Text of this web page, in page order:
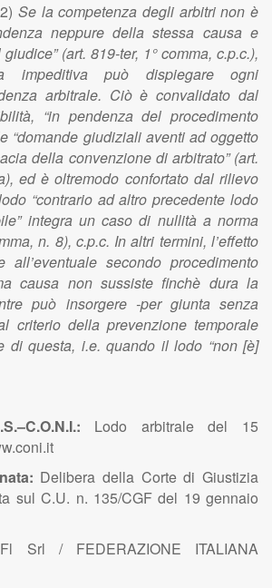
Se la competenza degli arbitri non è
neppure della stessa causa e
(art. 819-ter, 1° comma, c.p.c.),
impeditiva può dispiegare ogni
arbitrale. Ciò è convalidato dal
“in pendenza del procedimento
“domande giudiziali aventi ad oggetto
della convenzione di arbitrato” (art.
ed è oltremodo confortato dal rilievo
“contrario ad altro precedente lodo
integra un caso di nullità a norma
n. 8), c.p.c. In altri termini, l’effetto
secondo procedimento
causa non sussiste finchè dura la
può insorgere -per giunta senza
criterio della prevenzione temporale
di questa, i.e. quando il lodo “non [è]
Lodo arbitrale del 15
Delibera della Corte di Giustizia
sul C.U. n. 135/CGF del 19 gennaio
Srl / FEDERAZIONE ITALIANA